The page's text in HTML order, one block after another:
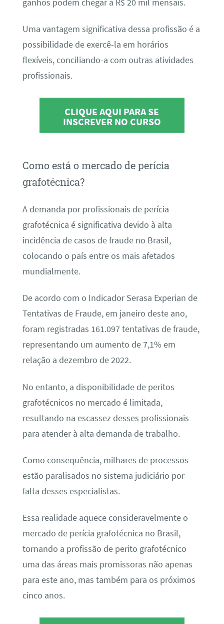
ganhos podem chegar a R$ 20 mil mensais.
Uma vantagem significativa dessa profissão é a
possibilidade de exercê-la em horários
flexíveis, conciliando-a com outras atividades
profissionais.
CLIQUE AQUI PARA SE
INSCREVER NO CURSO
Como está o mercado de perícia
grafotécnica?
A demanda por profissionais de perícia
grafotécnica é significativa devido à alta
incidência de casos de fraude no Brasil,
colocando o país entre os mais afetados
mundialmente.
De acordo com o Indicador Serasa Experian de
Tentativas de Fraude, em janeiro deste ano,
foram registradas 161.097 tentativas de fraude,
representando um aumento de 7,1% em
relação a dezembro de 2022.
No entanto, a disponibilidade de peritos
grafotécnicos no mercado é limitada,
resultando na escassez desses profissionais
para atender à alta demanda de trabalho.
Como consequência, milhares de processos
estão paralisados no sistema judiciário por
falta desses especialistas.
Essa realidade aquece consideravelmente o
mercado de perícia grafotécnica no Brasil,
tornando a profissão de perito grafotécnico
uma das áreas mais promissoras não apenas
para este ano, mas também para os próximos
cinco anos.